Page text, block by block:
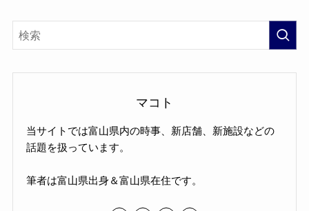
マコト
当サイトでは富山県内の時事、新店舗、新施設などの
話題を扱っています。
筆者は富山県出身＆富山県在住です。